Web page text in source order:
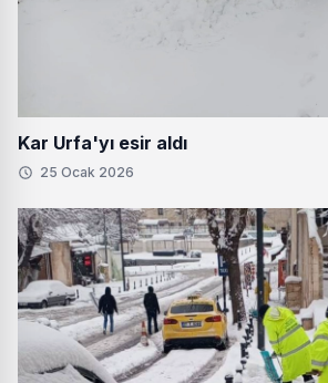
Kar Urfa'yı esir aldı
25 Ocak 2026